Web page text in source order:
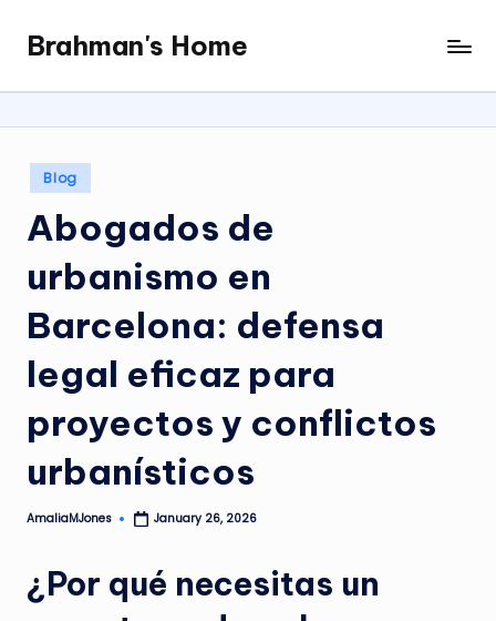
content
Brahman's Home
Spiritual
and
it
all
Posted
in
Blog
Abogados de
urbanismo en
Barcelona: defensa
legal eficaz para
proyectos y conflictos
urbanísticos
Posted
AmaliaMJones January 26, 2026
¿Por qué necesitas un